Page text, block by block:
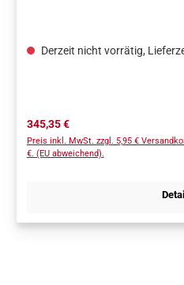
Körper aus Aluminium,
Derzeit nicht vorrätig,
Regulärer Preis:
345,35 €
Preis inkl. MwSt. zzgl. 5,95 €
€. (EU abweichend).